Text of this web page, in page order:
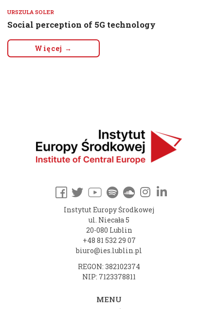
URSZULA SOLER
Social perception of 5G technology
Więcej →
Instytut Europy Środkowej
ul. Niecała 5
20-080 Lublin
+48 81 532 29 07
biuro@ies.lublin.pl
REGON: 382102374
NIP: 7123378811
MENU